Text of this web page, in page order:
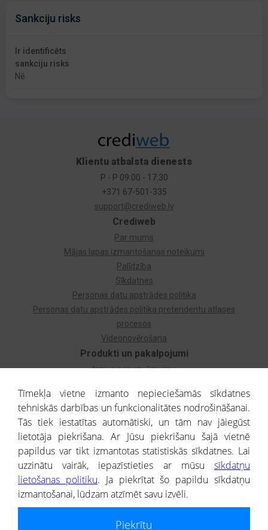
Sankciju risks
Ir identificēts
sankciju risks
Nē
Produkti un pakalpojumi
Izziņa par uzņēmumu
Dzimtas koks
Uzņēmumu atlase
Monitorings
Kredītizziņa par ārvalstu uzņēmumiem
Crediweb
Par mums
Mājas lapas izmantošanas noteikumi
Palīdzība
Sīkdatnes
Personas datu apstrādes politika
Personas datu apstrādes politika pretendentu atlases
procesos
Videonovērošana
Klientu atbalsta dienests
P - P 09:00 - 17:30
+371 67-501-335
support@crediweb.lv
® CREDITREFORM Latvija
SIA
Tīmekļa vietne izmanto nepieciešamās sīkdatnes
tehniskās darbības un funkcionalitātes nodrošināšanai.
Tās tiek iestatītas automātiski, un tām nav jāiegūst
lietotāja piekrišana. Ar Jūsu piekrišanu šajā vietnē
papildus var tikt izmantotas statistiskās sīkdatnes. Lai
uzzinātu vairāk, iepazīstieties ar mūsu sīkdatņu
lietošanas politiku. Ja piekrītat šo papildu sīkdatņu
izmantošanai, lūdzam atzīmēt savu izvēli.
Piekrītu